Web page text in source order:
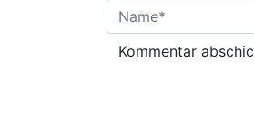
Name*